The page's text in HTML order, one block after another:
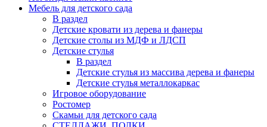
Мебель для детского сада
В раздел
Детские кровати из дерева и фанеры
Детские столы из МДФ и ЛДСП
Детские стулья
В раздел
Детские стулья из массива дерева и фанеры
Детские стулья металлокаркас
Игровое оборудование
Ростомер
Скамьи для детского сада